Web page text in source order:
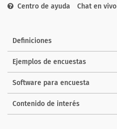
Centro de ayuda Chat en vivo
Definiciones
Ejemplos de encuestas
Software para encuesta
Contenido de interés